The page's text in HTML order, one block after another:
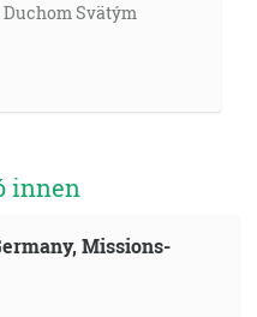
Svätým
innen
Missions-